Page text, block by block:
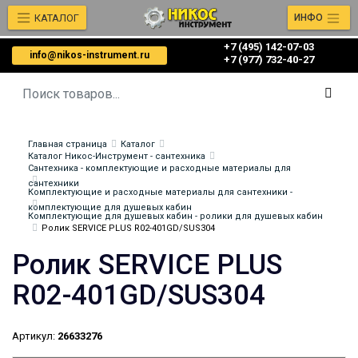
info@nikos-instrument.ru
+7 (495) 142-07-03
‎‎+7 (977) 732-40-27
КАТАЛОГ ИНФО
Главная страница
Каталог
Каталог Никос-Инструмент - сантехника
Сантехника - комплектующие и расходные материалы для
сантехники
Комплектующие и расходные материалы для сантехники -
комплектующие для душевых кабин
Комплектующие для душевых кабин - ролики для душевых кабин
Ролик SERVICE PLUS R02-401GD/SUS304
Ролик SERVICE PLUS
R02-401GD/SUS304
Артикул: 26633276